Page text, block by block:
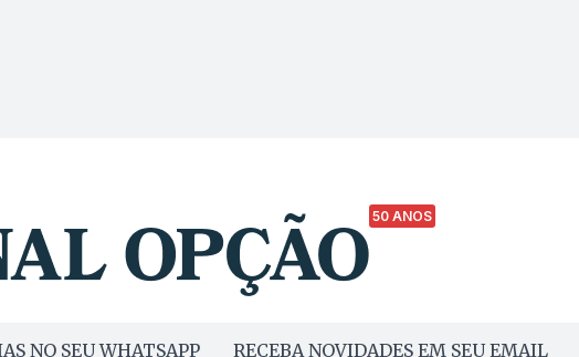
50 ANOS
NO SEU WHATSAPP RECEBA NOVIDADES EM SEU EMAIL